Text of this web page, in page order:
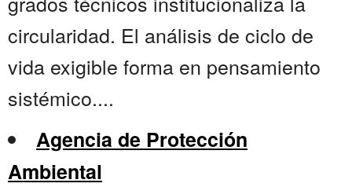
circularidad. El análisis de ciclo de
vida exigible forma en pensamiento
sistémico....
Agencia de Protección
Ambiental